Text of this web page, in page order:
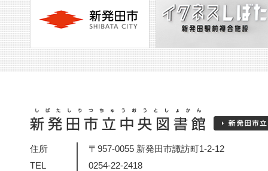
住所
〒957-0055 新発田市諏訪町1-2-12
TEL
0254-22-2418